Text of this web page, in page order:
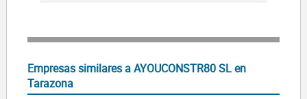
Empresas similares a AYOUCONSTR80 SL en
Tarazona